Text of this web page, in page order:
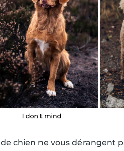
de chien ne vous dérangent